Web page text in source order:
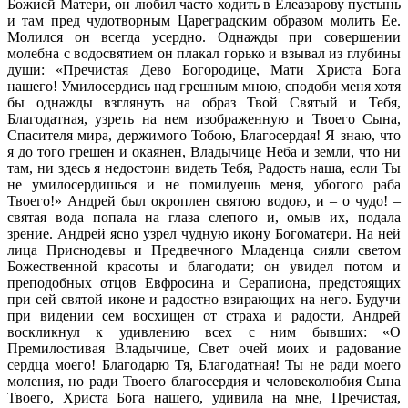
Божией Матери, он любил часто ходить в Елеазарову пустынь
и там пред чудотворным Цареградским образом молить Ее.
Молился он всегда усердно. Однажды при совершении
молебна с водосвятием он плакал горько и взывал из глубины
души: «Пречистая Дево Богородице, Мати Христа Бога
нашего! Умилосердись над грешным мною, сподоби меня хотя
бы однажды взглянуть на образ Твой Святый и Тебя,
Благодатная, узреть на нем изображенную и Твоего Сына,
Спасителя мира, держимого Тобою, Благосердая! Я знаю, что
я до того грешен и окаянен, Владычице Неба и земли, что ни
там, ни здесь я недостоин видеть Тебя, Радость наша, если Ты
не умилосердишься и не помилуешь меня, убогого раба
Твоего!» Андрей был окроплен святою водою, и – о чудо! –
святая вода попала на глаза слепого и, омыв их, подала
зрение. Андрей ясно узрел чудную икону Богоматери. На ней
лица Приснодевы и Предвечного Младенца сияли светом
Божественной красоты и благодати; он увидел потом и
преподобных отцов Евфросина и Серапиона, предстоящих
при сей святой иконе и радостно взирающих на него. Будучи
при видении сем восхищен от страха и радости, Андрей
воскликнул к удивлению всех с ним бывших: «О
Премилостивая Владычице, Свет очей моих и радование
сердца моего! Благодарю Тя, Благодатная! Ты не ради моего
моления, но ради Твоего благосердия и человеколюбия Сына
Твоего, Христа Бога нашего, удивила на мне, Пречистая,